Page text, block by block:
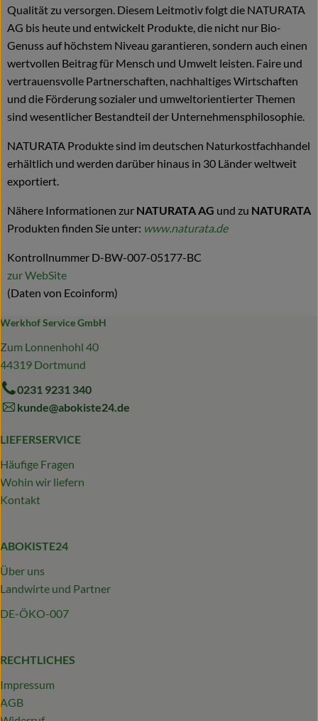
Qualität zu versorgen. Diesem Leitmotiv folgt die NATURATA
AG bis heute und entwickelt Produkte, die nicht nur Bio-
Genuss auf höchstem Niveau garantieren, sondern auch einen
wertvollen Beitrag für Mensch und Umwelt leisten. Faire und
vertrauensvolle Partnerschaften, nachhaltiges Wirtschaften
und die Förderung sozialer und umweltorientierter Themen
sind wesentlicher Bestandteil der Unternehmensphilosophie.
NATURATA Produkte sind im deutschen Naturkostfachhandel
erhältlich und werden darüber hinaus in 30 Länder weltweit
exportiert.
Nähere Informationen zur NATURATA AG und zu NATURATA
Produkten finden Sie unter: www.naturata.de
Kontrollnummer D-BW-007-05177-BC
zur WebSite
(Daten von Ecoinform)
Werkhof Service GmbH
Zum Lonnenhohl 40
44319 Dortmund
0231 9231 340
kunde@abokiste24.de
LIEFERSERVICE
Häufige Fragen
Wohin wir liefern
Kontakt
ABOKISTE24
Über uns
Landwirte und Partner
DE-ÖKO-007
RECHTLICHES
Impressum
AGB